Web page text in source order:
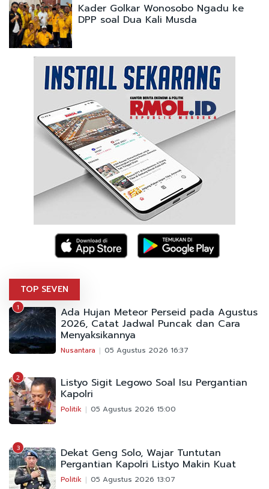
Kader Golkar Wonosobo Ngadu ke
DPP soal Dua Kali Musda
TOP SEVEN
1 Ada Hujan Meteor Perseid pada Agustus
2026, Catat Jadwal Puncak dan Cara
Menyaksikannya
Nusantara 05 Agustus 2026 16:37
2 Listyo Sigit Legowo Soal Isu Pergantian
Kapolri
Politik 05 Agustus 2026 15:00
3 Dekat Geng Solo, Wajar Tuntutan
Pergantian Kapolri Listyo Makin Kuat
Politik 05 Agustus 2026 13:07